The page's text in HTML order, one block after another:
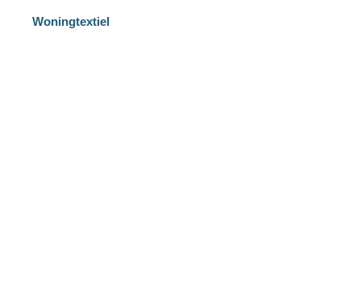
Woningtextiel